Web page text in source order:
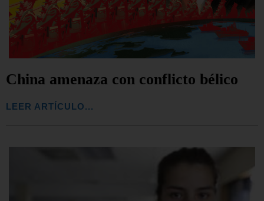
China amenaza con conflicto bélico
LEER ARTÍCULO...